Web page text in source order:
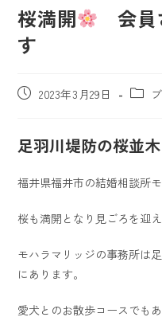
桜満開
会員
す
2023年3月29日
足羽川堤防の桜並
福井県福井市の結婚相談所
桜も満開となり見ごろを迎
モハラマリッジの事務所は
にあります。
愛犬とのお散歩コースでも